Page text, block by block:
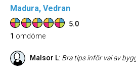
Madura, Vedran
5.0
1 omdöme
Malsor L: Bra tips inför val av byggnad till vår